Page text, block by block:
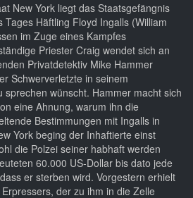
New York liegt das Staatsgefängnis
Tages Häftling Floyd Ingalls (William
im Zuge eines Kampfes
Priester Craig wendet sich an
Privatdetektiv Mike Hammer
Schwerverletzte in seinem
sprechen wünscht. Hammer macht sich
eine Ahnung, warum ihn die
Bestimmungen mit Ingalls in
York beging der Inhaftierte einst
die Polzei seiner habhaft werden
60.000 US-Dollar bis dato jede
er sterben wird. Vorgestern erhielt
der zu ihm in die Zelle